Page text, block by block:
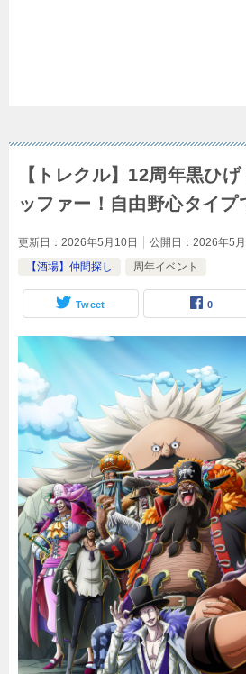
【トレクル】12周年黒ひ
ッファー！自由野心タイプ
更新日： 2026年5月10日 公開日： 2026年5月
【酒場】仲間探し
周年イベント
Tweet 0